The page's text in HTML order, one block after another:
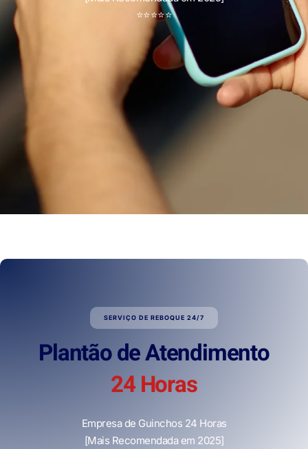
⭐⭐⭐⭐⭐
SERVIÇO DE REBOQUE 24/7
Plantão de Atendimento
24 Horas
Empresa de Guinchos 24 Horas
[Mais Recomendada em 2025]